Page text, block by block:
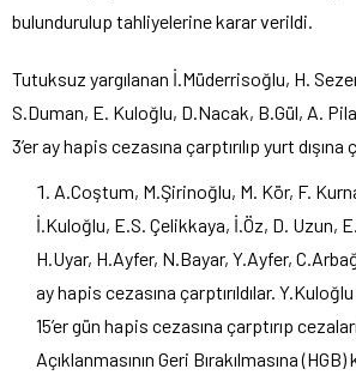
bulundurulup tahliyelerine karar verildi.
Tutuksuz yargılanan İ.Müderrisoğlu, H.
S.Duman, E. Kuloğlu, D.Nacak, B.Gül, A.
3’er ay hapis cezasına çarptırılıp yurt dışına
A.Coştum, M.Şirinoğlu, M. Kör, F.
İ.Kuloğlu, E.S. Çelikkaya, İ.Öz, D. Uzun,
H.Uyar, H.Ayfer, N.Bayar, Y.Ayfer,
ay hapis cezasına çarptırıldılar. Y.Kuloğlu
15’er gün hapis cezasına çarptırıp
Açıklanmasının Geri Bırakılmasına